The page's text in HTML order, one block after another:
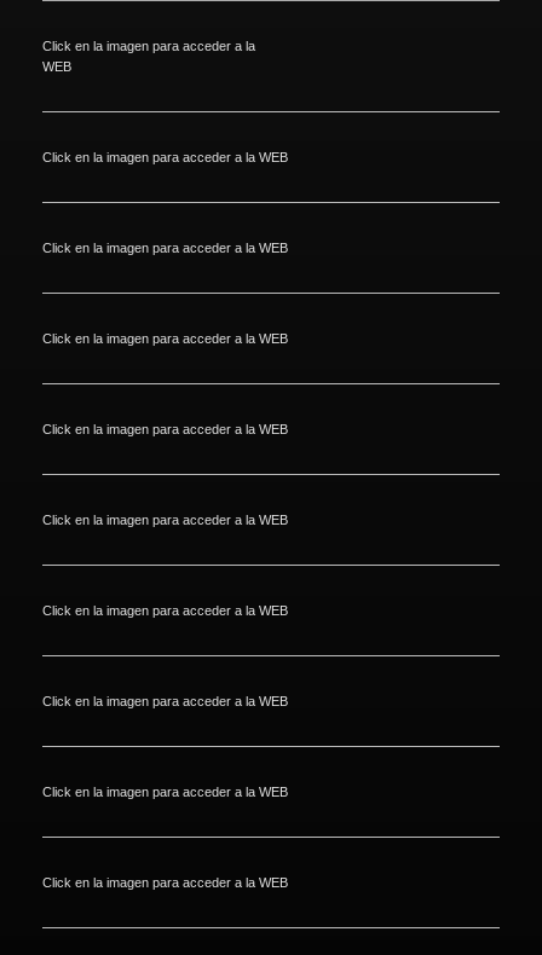
Click en la imagen para acceder a la
WEB
Click en la imagen para acceder a la WEB
Click en la imagen para acceder a la WEB
Click en la imagen para acceder a la WEB
Click en la imagen para acceder a la WEB
Click en la imagen para acceder a la WEB
Click en la imagen para acceder a la WEB
Click en la imagen para acceder a la WEB
Click en la imagen para acceder a la WEB
Click en la imagen para acceder a la WEB